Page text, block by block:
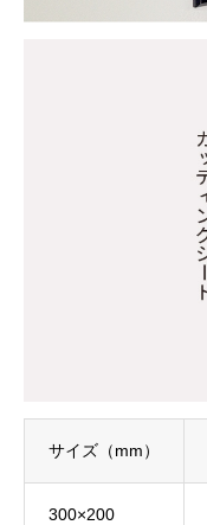
サイズ（mm）
300×200